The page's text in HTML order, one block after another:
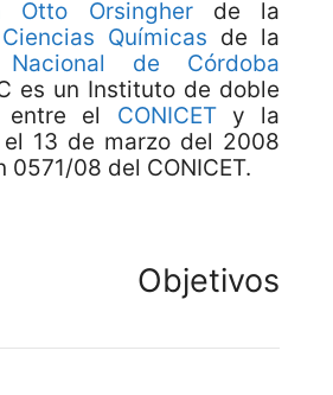
Otto Orsingherde la
Químicas de la
Nacional de Córdoba
es un Instituto de doble
entre el CONICETy la
el 13 de marzo del 2008
0571/08 del CONICET.
Objetivos